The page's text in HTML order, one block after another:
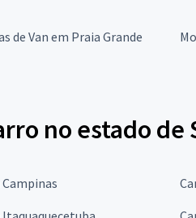
de Van em Praia Grande
no estado de